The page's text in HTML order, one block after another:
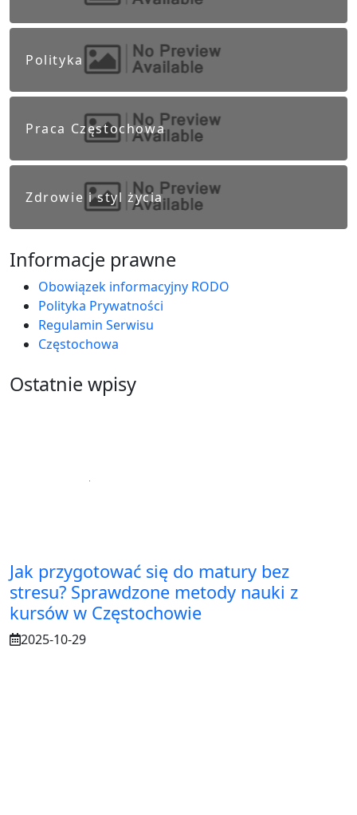
Polityka
Praca Częstochowa
Zdrowie i styl życia
Informacje prawne
Obowiązek informacyjny RODO
Polityka Prywatności
Regulamin Serwisu
Częstochowa
Ostatnie wpisy
Jak przygotować się do matury bez
stresu? Sprawdzone metody nauki z
kursów w Częstochowie
2025-10-29